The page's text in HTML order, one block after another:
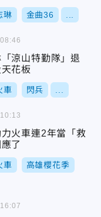
琳 金曲36
涼山特勤隊」退
花板
車 閃兵
火車連2年當「救
了
車 高雄櫻花季